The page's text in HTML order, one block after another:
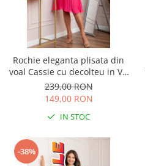
Rochie eleganta plisata din
voal Cassie cu decolteu in V -
Ciclam
239,00 RON
149,00 RON
IN STOC
-38%